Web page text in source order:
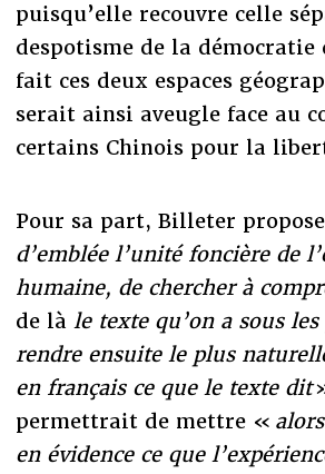
puisqu’elle recouvre celle
despotisme de la démocratie
fait ces deux espaces
serait ainsi aveugle face au
certains Chinois pour la
Pour sa part, Billeter
d’emblée l’unité foncière de
humaine, de chercher à
de là le texte qu’on a sous
rendre ensuite le plus
en français ce que le texte dit
permettrait de mettre «
en évidence ce que